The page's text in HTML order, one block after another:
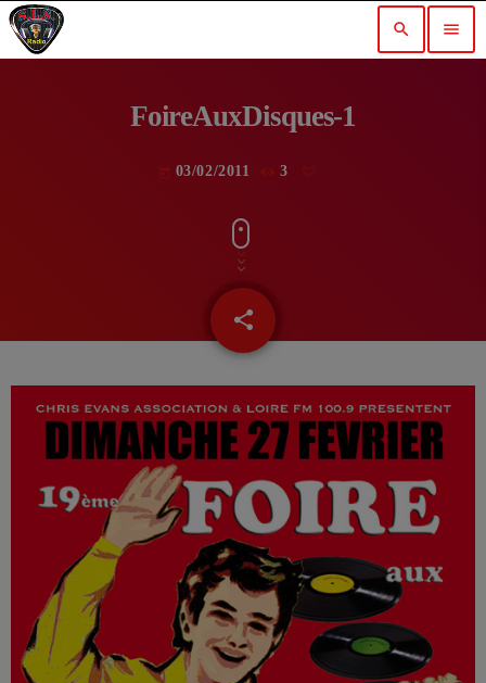
search menu
FoireAuxDisques-1
03/02/2011 3
share
email